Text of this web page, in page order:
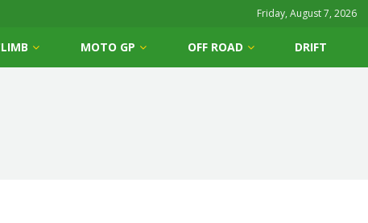
Friday, August 7, 2026
MOTO GP OFF ROAD DRIFT